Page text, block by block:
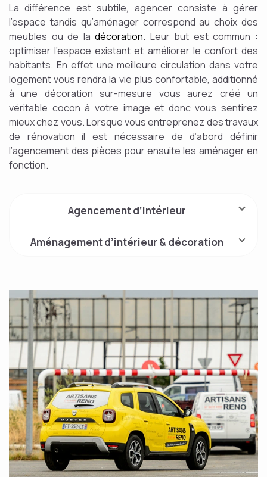
La différence est subtile, agencer consiste à gérer
l’espace tandis qu’aménager correspond au choix des
meubles ou de ladécoration. Leur but est commun :
optimiser l’espace existant et améliorer le confort des
habitants. En effet une meilleure circulation dans votre
logement vous rendra la vie plus confortable, additionné
à une décoration sur-mesure vous aurez créé un
véritable cocon à votre image et donc vous sentirez
mieux chez vous. Lorsque vous entreprenez des travaux
de rénovation il est nécessaire de d’abord définir
l’agencement des pièces pour ensuite les aménager en
fonction.
Agencement d’intérieur
Aménagement d’intérieur & décoration